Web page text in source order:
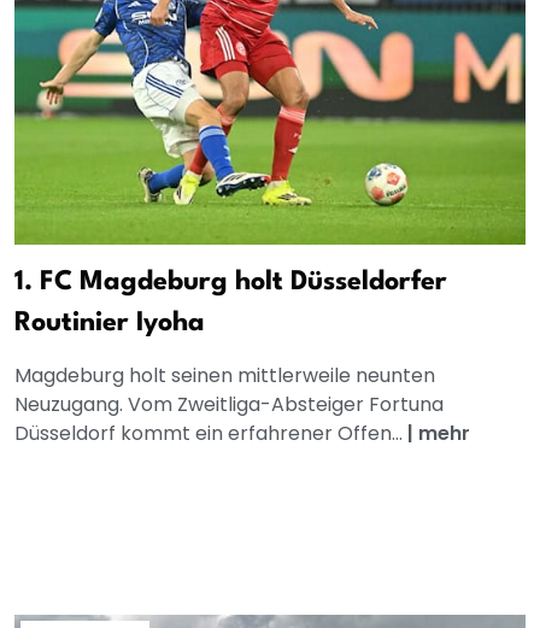
1. FC Magdeburg holt Düsseldorfer
Routinier Iyoha
Magdeburg holt seinen mittlerweile neunten
Neuzugang. Vom Zweitliga-Absteiger Fortuna
Düsseldorf kommt ein erfahrener Offen... | mehr